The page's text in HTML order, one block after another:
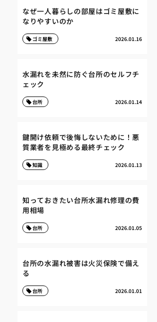
なぜ一人暮らしの部屋はゴミ屋敷に
なりやすいのか
2026.01.16
ゴミ屋敷
水漏れを未然に防ぐ台所のセルフチ
ェック
2026.01.14
台所
鍵開け依頼で後悔しないために！悪
質業者を見極める最終チェック
2026.01.13
知識
知っておきたい台所水漏れ修理の費
用相場
2026.01.05
台所
台所の水漏れ被害は火災保険で備え
る
2026.01.01
台所